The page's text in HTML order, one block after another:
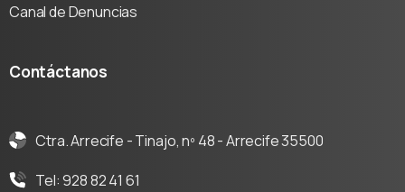
Canal de Denuncias
Contáctanos
Ctra. Arrecife - Tinajo, nº 48 - Arrecife 35500
Tel: 928 82 41 61